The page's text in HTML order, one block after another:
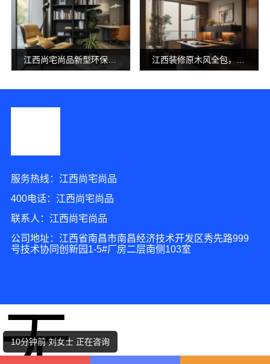
江西尚宅尚品新型环保材料有限公司：本地全屋定制简欧套餐 江西装修原木风全包，江西尚宅尚品新型环保材料有限公司
服务热线：江西尚宅尚品
400电话：江西尚宅尚品
联系人：江西尚宅尚品
公司地址：江西省南昌市南昌经济技术开发区秀先路999
号技术协同创新园1-5#厂房二层南侧103室
10分钟前 刘女士 正在咨询
无